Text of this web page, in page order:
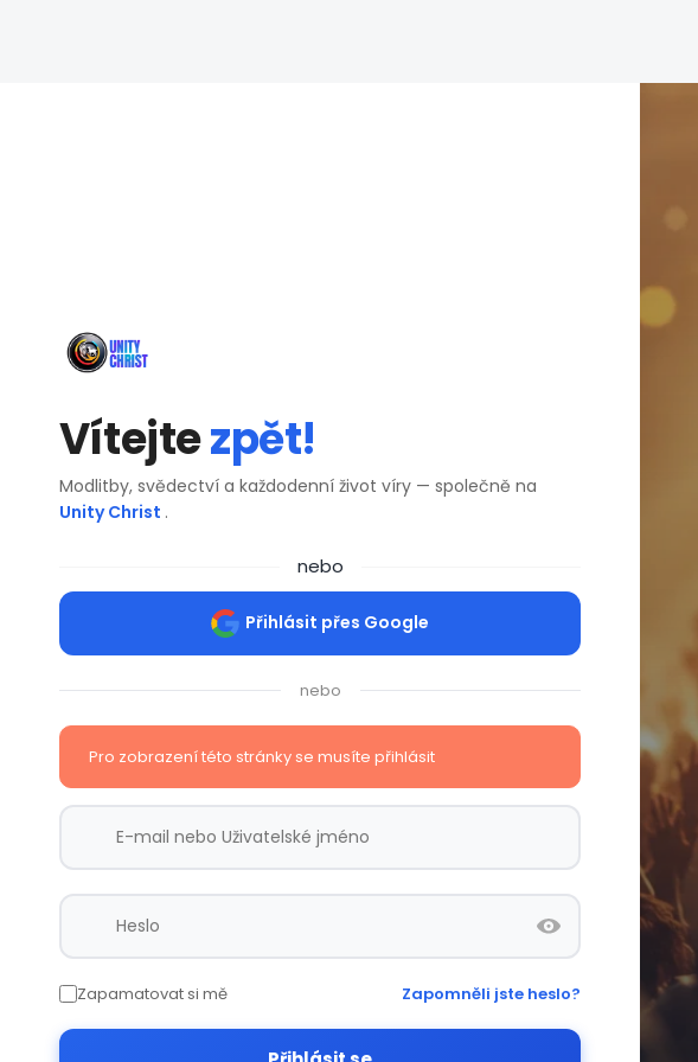
Vítejtezpět!
Modlitby, svědectví a každodenní život víry — společně na
Unity Christ .
nebo
Přihlásit přes Google
nebo
Pro zobrazení této stránky se musíte přihlásit
Zapamatovat si mě Zapomněli jste heslo?